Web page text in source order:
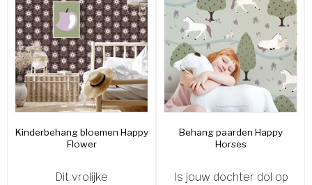
Kinderbehang bloemen Happy
Flower
Dit vrolijke
Behang paarden Happy
Horses
Is jouw dochter dol op